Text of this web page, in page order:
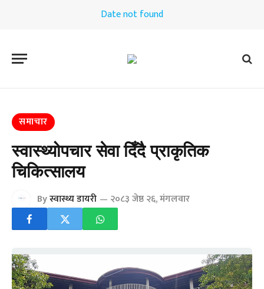
Date not found
समाचार
स्वास्थ्योपचार सेवा दिँदै प्राकृतिक
चिकित्सालय
Byस्वास्थ्य डायरी २०८३ जेष्ठ २६, मंगलवार